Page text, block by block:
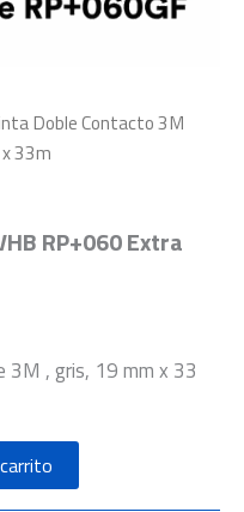
Doble Contacto 3M
33m
RP+060 Extra
3M , gris, 19 mm x 33